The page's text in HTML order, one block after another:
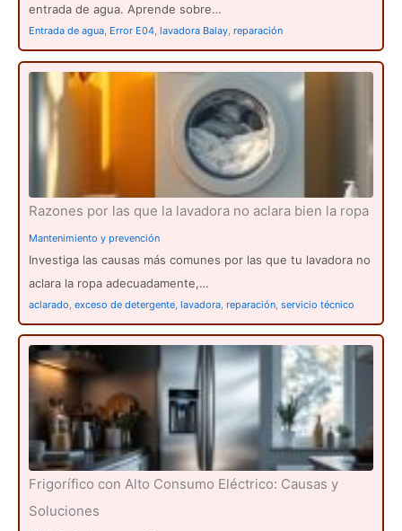
entrada de agua. Aprende sobre…
Entrada de agua Error E04 lavadora Balay reparación
Razones por las que la lavadora no aclara bien la ropa
Mantenimiento y prevención
Investiga las causas más comunes por las que tu lavadora no
aclara la ropa adecuadamente,…
aclarado exceso de detergente lavadora reparación servicio técnico
Frigorífico con Alto Consumo Eléctrico: Causas y
Soluciones